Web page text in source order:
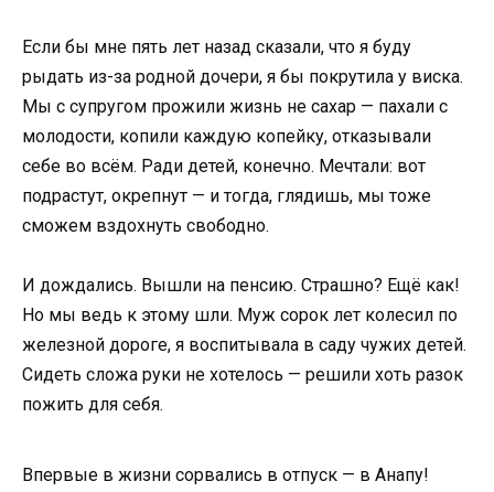
Если бы мне пять лет назад сказали, что я буду
рыдать из-за родной дочери, я бы покрутила у виска.
Мы с супругом прожили жизнь не сахар — пахали с
молодости, копили каждую копейку, отказывали
себе во всём. Ради детей, конечно. Мечтали: вот
подрастут, окрепнут — и тогда, глядишь, мы тоже
сможем вздохнуть свободно.
И дождались. Вышли на пенсию. Страшно? Ещё как!
Но мы ведь к этому шли. Муж сорок лет колесил по
железной дороге, я воспитывала в саду чужих детей.
Сидеть сложа руки не хотелось — решили хоть разок
пожить для себя.
Впервые в жизни сорвались в отпуск — в Анапу!